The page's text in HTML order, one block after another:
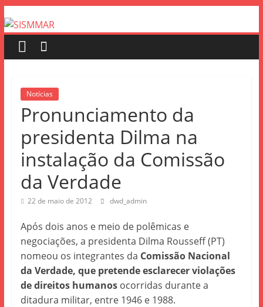
Notícias
Pronunciamento da
presidenta Dilma na
instalação da Comissão
da Verdade
22 de maio de 2012 dwd_admin
Após dois anos e meio de polêmicas e
negociações, a presidenta Dilma Rousseff (PT)
nomeou os integrantes da Comissão Nacional
da Verdade, que pretende esclarecer violações
de direitos humanosocorridas durante a
ditadura militar, entre 1946 e 1988.